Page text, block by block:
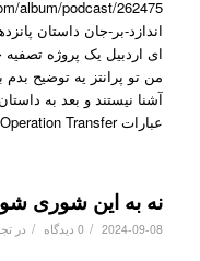
اندازد-بر-جان داستان
من تو پرانتز یه توضیح بدم
عبارات Build Operation Transfer یا […]
نه به این شوری
2024-09-08
/ 0 دیدگاه / در